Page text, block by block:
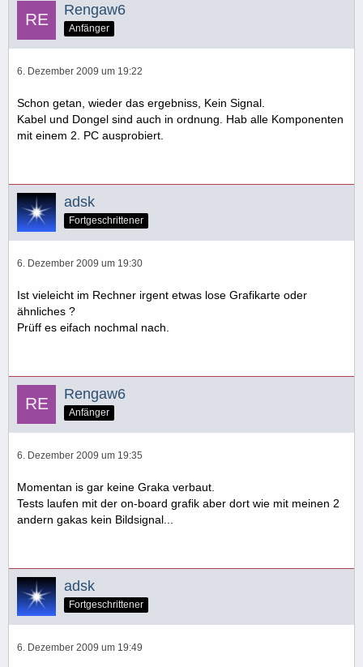
Rengaw6
Anfänger
6. Dezember 2009 um 19:22
Schon getan, wieder das ergebniss, Kein Signal.
Kabel und Dongel sind auch in ordnung. Hab alle Komponenten
mit einem 2. PC ausprobiert.
adsk
Fortgeschrittener
6. Dezember 2009 um 19:30
Ist vieleicht im Rechner irgent etwas lose Grafikarte oder
ähnliches ?
Prüff es eifach nochmal nach.
Rengaw6
Anfänger
6. Dezember 2009 um 19:35
Momentan is gar keine Graka verbaut.
Tests laufen mit der on-board grafik aber dort wie mit meinen 2
andern gakas kein Bildsignal...
adsk
Fortgeschrittener
6. Dezember 2009 um 19:49